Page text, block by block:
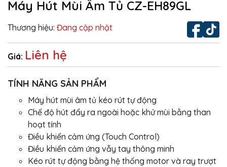
Máy Hút Mùi Âm Tủ CZ-EH89GL
Thương hiệu: Đang cập nhật
Giá: Liên hệ
TÍNH NĂNG SẢN PHẨM
Máy hút mùi âm tủ kéo rút tự động
Chế độ hút đẩy ra ngoài hoặc khử mùi bằng than
hoạt tính
Điều khiển cảm ứng (Touch Control)
Điều khiển cảm ứng vẫy tay thông minh
Kéo rút tự động bằng hệ thống motor và ray trượt